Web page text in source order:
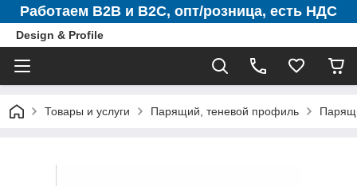
Работаем B2B и B2C, опт/розница, есть НДС
Design & Profile
Товары и услуги Парящий, теневой профиль